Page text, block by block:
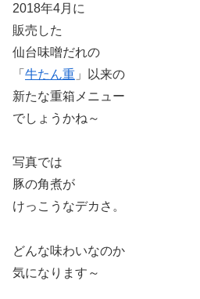
2018年4月に
販売した
仙台味噌だれの
「 牛たん重 」以来の
新たな重箱メニュー
でしょうかね～
写真では
豚の角煮が
けっこうなデカさ。
どんな味わいなのか
気になります～